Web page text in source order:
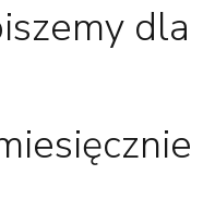
dla